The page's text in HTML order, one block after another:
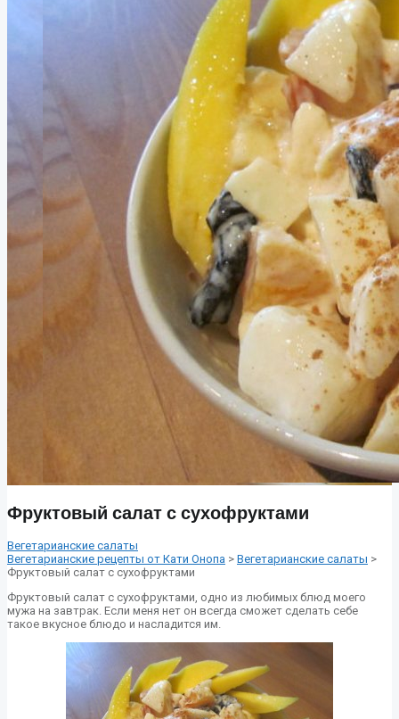
Фруктовый салат с сухофруктами
Вегетарианские салаты
Вегетарианские рецепты от Кати Онопа > Вегетарианские салаты >
Фруктовый салат с сухофруктами
Фруктовый салат с сухофруктами, одно из любимых блюд моего
мужа на завтрак. Если меня нет он всегда сможет сделать себе
такое вкусное блюдо и насладится им.